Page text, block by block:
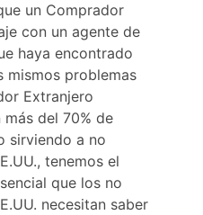
un Comprador
con un agente de
haya encontrado
mismos problemas
Extranjero
del 70% de
sirviendo a no
tenemos el
que los no
necesitan saber